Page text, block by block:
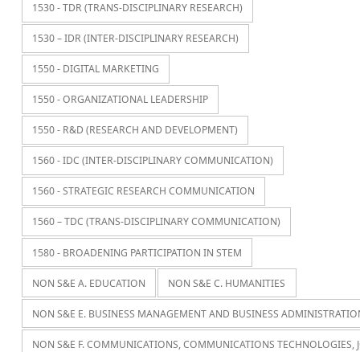
1530 - TDR (TRANS-DISCIPLINARY RESEARCH)
1530 – IDR (INTER-DISCIPLINARY RESEARCH)
1550 - DIGITAL MARKETING
1550 - ORGANIZATIONAL LEADERSHIP
1550 - R&D (RESEARCH AND DEVELOPMENT)
1560 - IDC (INTER-DISCIPLINARY COMMUNICATION)
1560 - STRATEGIC RESEARCH COMMUNICATION
1560 – TDC (TRANS-DISCIPLINARY COMMUNICATION)
1580 - BROADENING PARTICIPATION IN STEM
NON S&E A. EDUCATION NON S&E C. HUMANITIES
NON S&E E. BUSINESS MANAGEMENT AND BUSINESS
NON S&E F. COMMUNICATIONS, COMMUNICATIONS TECHNOLOGIES,